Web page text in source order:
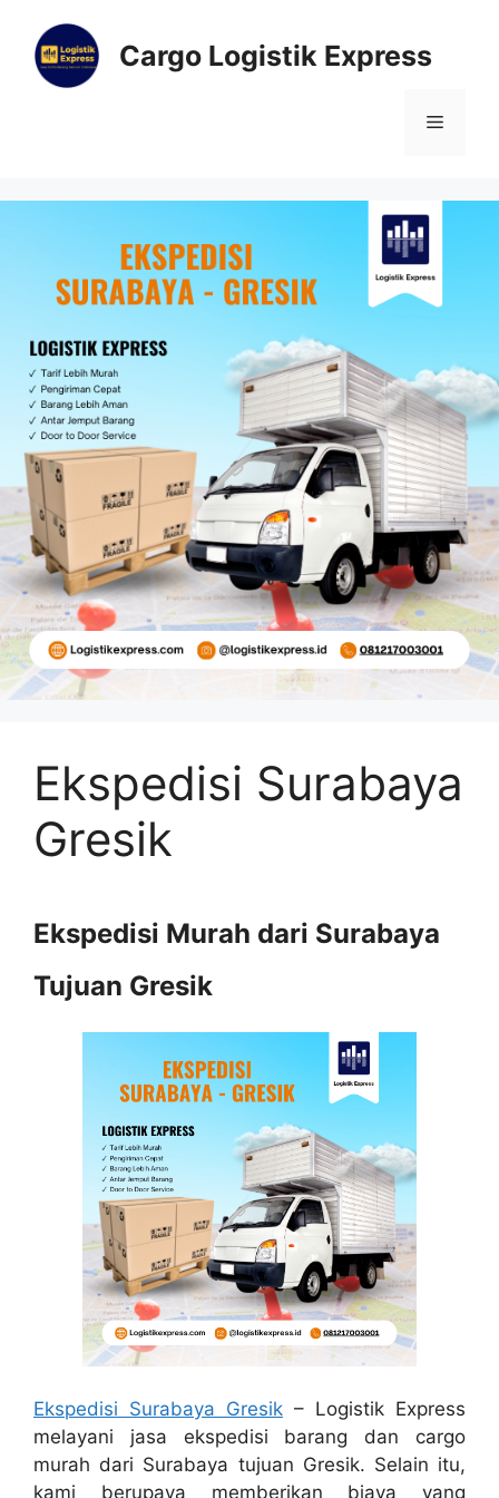
Cargo Logistik Express
Ekspedisi Surabaya
Gresik
Ekspedisi Murah dari Surabaya
Tujuan Gresik
Ekspedisi Surabaya Gresik – Logistik Express
melayani jasa ekspedisi barang dan cargo
murah dari Surabaya tujuan Gresik. Selain itu,
kami berupaya memberikan biaya yang